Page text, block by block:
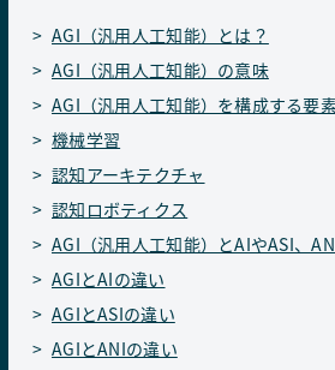
AGI（汎用人工知能）とは？
AGI（汎用人工知能）の意味
AGI（汎用人工知能）を構成する要
機械学習
認知アーキテクチャ
認知ロボティクス
AGI（汎用人工知能）とAIやASI、
AGIとAIの違い
AGIとASIの違い
AGIとANIの違い